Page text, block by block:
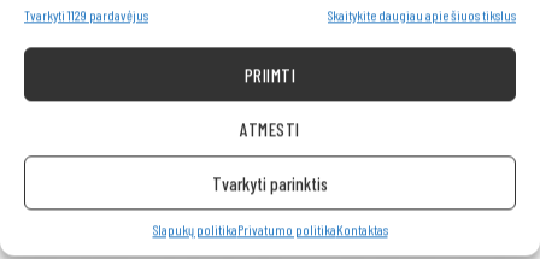
Tvarkyti 1129 pardavėjus Skaitykite daugiau apie šiuos tikslus
PRIIMTI
ATMESTI
Tvarkyti parinktis
Slapukų politikaPrivatumo politikaKontaktas
po ranka!
Be vargo transliuokite filmus ir muziką geriausia kokybe iš tokių
platformų kaip „Netflix“, „HBO“, „Amazon“, „YouTube“, „Spotify“ ir